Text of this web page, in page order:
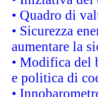
• Quadro di
• Sicurezza
aumentare la
• Modifica del
e politica di
•